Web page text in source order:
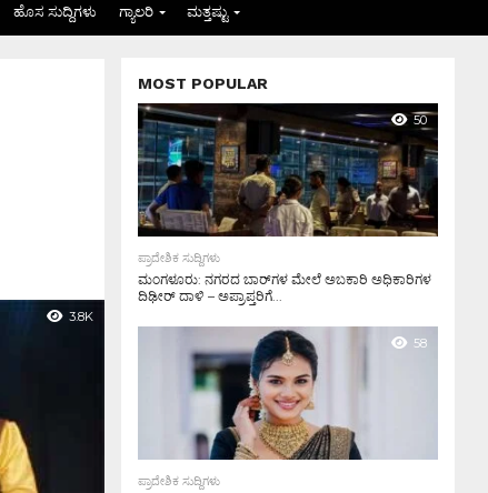
ಹೊಸ ಸುದ್ದಿಗಳು ಗ್ಯಾಲರಿ ಮತ್ತಷ್ಟು
3.8K
MOST POPULAR
50
ಪ್ರಾದೇಶಿಕ ಸುದ್ದಿಗಳು
ಮಂಗಳೂರು: ನಗರದ ಬಾರ್‌ಗಳ ಮೇಲೆ ಅಬಕಾರಿ ಅಧಿಕಾರಿಗಳ
ದಿಢೀರ್ ದಾಳಿ – ಅಪ್ರಾಪ್ತರಿಗೆ...
58
ಪ್ರಾದೇಶಿಕ ಸುದ್ದಿಗಳು